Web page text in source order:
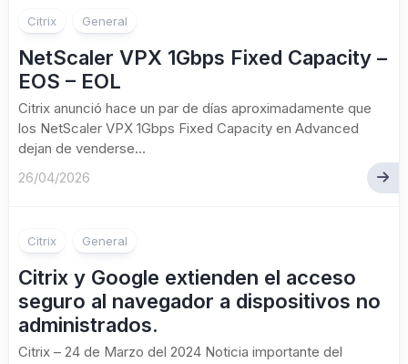
Citrix General
NetScaler VPX 1Gbps Fixed Capacity –
EOS – EOL
Citrix anunció hace un par de días aproximadamente que
los NetScaler VPX 1Gbps Fixed Capacity en Advanced
dejan de venderse...
26/04/2026
Citrix General
Citrix y Google extienden el acceso
seguro al navegador a dispositivos no
administrados.
Citrix – 24 de Marzo del 2024 Noticia importante del